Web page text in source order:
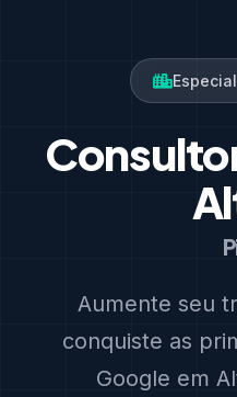
Aumente seu
conquiste as
Google em